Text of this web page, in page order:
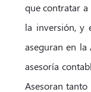
que contratar a
la inversión, y
aseguran en la
asesoría
Asesoran